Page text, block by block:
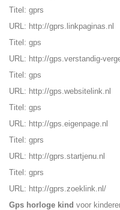
Titel: gprs
URL: http://gprs.linkpaginas.nl
Titel: gps
URL: http://gps.verstandig-
Titel: gps
URL: http://gps.websitelink.nl
Titel: gps
URL: http://gps.eigenpage.nl
Titel: gprs
URL: http://gprs.startjenu.nl
Titel: gprs
URL: http://gprs.zoeklink.nl/
Gps horloge kind voor